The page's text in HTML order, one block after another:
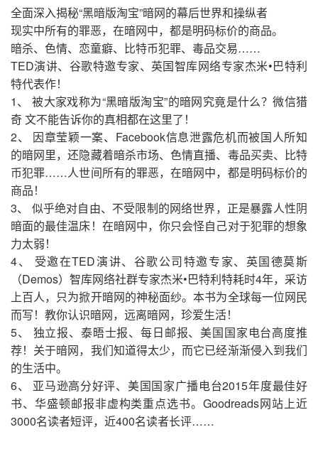
全面深入揭秘“黑暗版淘宝”暗网的幕后世界和操纵者
现实中所有的罪恶，在暗网中，都是明码标价的商品。
暗杀、色情、恋童癖、比特币犯罪、毒品交易……
TED演讲、谷歌特邀专家、英国智库网络专家杰米•巴特利
特代表作！
1、 被大家戏称为“黑暗版淘宝”的暗网究竟是什么？微信猎
奇 文不能告诉你的真相都在这里了！
2、 因章莹颖一案、Facebook信息泄露危机而被国人所知
的暗网里，还隐藏着暗杀市场、色情直播、毒品买卖、比特
币犯罪……人世间所有的罪恶，在暗网中，都是明码标价的
商品！
3、 似乎绝对自由、不受限制的网络世界，正是暴露人性阴
暗面的最佳温床！在暗网中，你只会怪自己对于犯罪的想象
力太弱！
4、 受邀在TED演讲、谷歌公司特邀专家、英国德莫斯
（Demos）智库网络社群专家杰米•巴特利特耗时4年，采访
上百人，只为掀开暗网的神秘面纱。本书为全球每一位网民
而写！教你认识暗网，远离暗网，珍爱生活！
5、 独立报、泰晤士报、每日邮报、美国国家电台高度推
荐！关于暗网，我们知道得太少，而它已经渐渐侵入到我们
的生活中。
6、 亚马逊高分好评、美国国家广播电台2015年度最佳好
书、华盛顿邮报非虚构类重点选书。Goodreads网站上近
3000名读者短评，近400名读者长评……